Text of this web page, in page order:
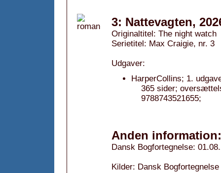
3: Nattevagten,
Originaltitel: The night watch
Serietitel: Max Craigie, nr. 3
Udgaver:
HarperCollins; 1.
365 sider;
9788743521655;
Anden information:
Dansk Bogfortegnelse:
Kilder: Dansk Bogfortegnelse